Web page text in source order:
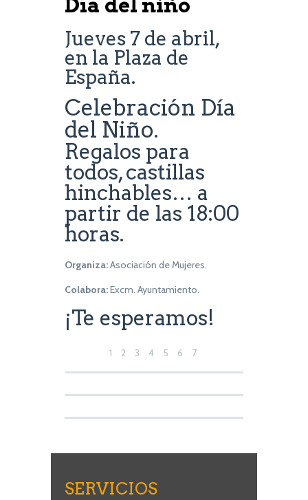
Jueves 7 de abril,
en la Plaza de
España.
Celebración Día
del Niño.
Regalos para
todos, castillas
hinchables… a
partir de las 18:00
horas.
Organiza:Asociación de Mujeres.
Colabora:Excm. Ayuntamiento.
¡Te esperamos!
1 2 3 4 5 6 7
SERVICIOS